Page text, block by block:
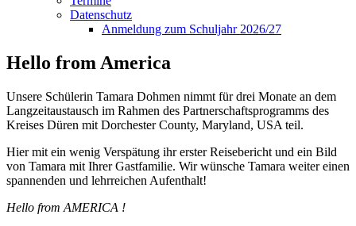
Datenschutz
Anmeldung zum Schuljahr 2026/27
Hello from America
Unsere Schülerin Tamara Dohmen nimmt für drei Monate an dem
Langzeitaustausch im Rahmen des Partnerschaftsprogramms des
Kreises Düren mit Dorchester County, Maryland, USA teil.
Hier mit ein wenig Verspätung ihr erster Reisebericht und ein Bild
von Tamara mit Ihrer Gastfamilie. Wir wünsche Tamara weiter einen
spannenden und lehrreichen Aufenthalt!
Hello from AMERICA !